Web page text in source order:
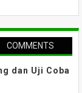
COMMENTS
dan Uji Coba